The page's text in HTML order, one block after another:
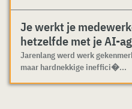
Je werkt je
hetzelfde met je AI-
Jarenlang werd werk
maar hardnekkige ineffici�...